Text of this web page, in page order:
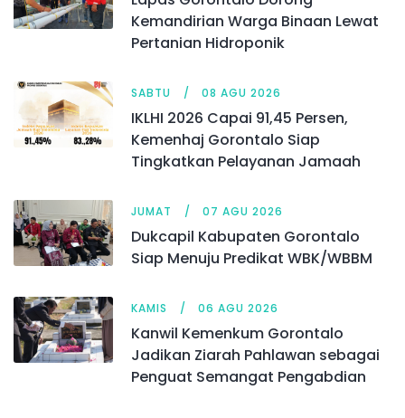
Kemandirian Warga Binaan Lewat
Pertanian Hidroponik
SABTU 08 AGU 2026
IKLHI 2026 Capai 91,45 Persen,
Kemenhaj Gorontalo Siap
Tingkatkan Pelayanan Jamaah
JUMAT 07 AGU 2026
Dukcapil Kabupaten Gorontalo
Siap Menuju Predikat WBK/WBBM
KAMIS 06 AGU 2026
Kanwil Kemenkum Gorontalo
Jadikan Ziarah Pahlawan sebagai
Penguat Semangat Pengabdian